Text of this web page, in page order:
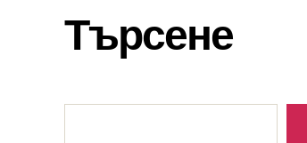
Търсене